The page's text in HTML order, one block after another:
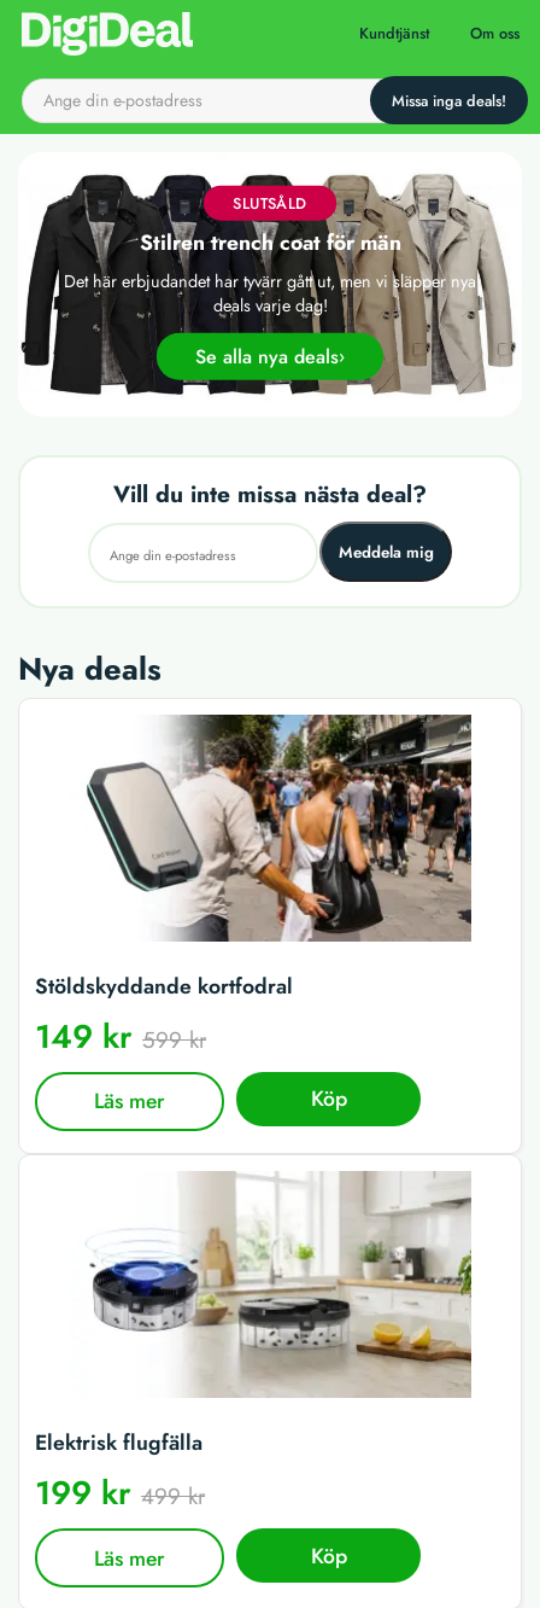
Till startsidan Kundtjänst Om oss
SLUTSÅLD
Stilren trench coat för män
Det här erbjudandet har tyvärr gått ut, men vi släpper nya
deals varje dag!
Se alla nya deals
Vill du inte missa nästa deal?
Meddela mig
Nya deals
Stöldskyddande kortfodral
149 kr 599 kr
Läs mer Köp
Elektrisk flugfälla
199 kr 499 kr
Läs mer Köp